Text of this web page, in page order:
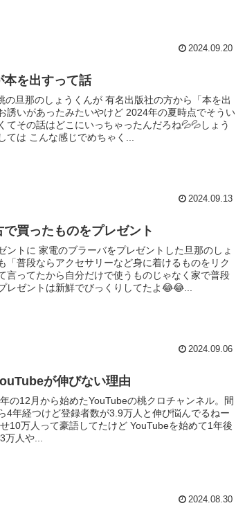
2024.09.20
本を出すって話
の旦那のしょうくんが 有名出版社の方から「本を出
誘いがあったみたいやけど 2024年の夏時点でそうい
てその話はどこにいっちゃったんだろね💦💦しょう
ては こんな感じでめちゃく...
2024.09.13
で買ったものをプレゼント
ントに 家電のブラーバをプレゼントした旦那のしょ
「普段ならアクセサリーなど身に着けるものをリク
言ってたから自分だけで使うものじゃなく家で普段
レゼントは新鮮でびっくりしてたよ😂😂...
2024.09.06
が伸びない理由
の12月から始めたYouTubeの桃クロチャンネル。間
4年経つけど登録者数が3.9万人と伸び悩んでるねー
10万人って豪語してたけど YouTubeを始めて1年後
人や...
2024.08.30